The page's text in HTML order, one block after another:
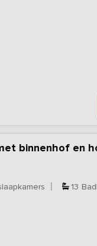
binnenhof en
13